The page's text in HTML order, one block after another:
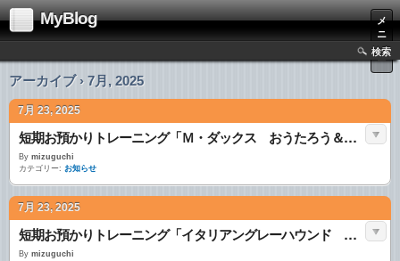
MyBlog
メ
ニ
ュ
ー
検索
アーカイブ › 7月, 2025
7月 23, 2025
短期お預かりトレーニング「Ｍ・ダックス おうたろう＆あきら＆きん」
By mizuguchi
カテゴリー: お知らせ
7月 23, 2025
短期お預かりトレーニング「イタリアングレーハウンド ライス」
By mizuguchi